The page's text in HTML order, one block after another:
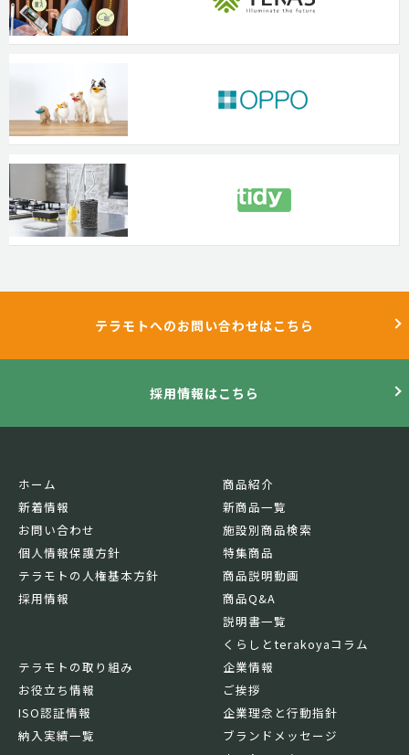
テラモトへのお問い合わせはこちら
採用情報はこちら
ホーム
新着情報
お問い合わせ
個人情報保護方針
テラモトの人権基本方針
採用情報
商品紹介
新商品一覧
施設別商品検索
特集商品
商品説明動画
商品Q&A
説明書一覧
くらしとterakoyaコラム
テラモトの取り組み
お役立ち情報
ISO認証情報
納入実績一覧
企業情報
ご挨拶
企業理念と行動指針
ブランドメッセージ